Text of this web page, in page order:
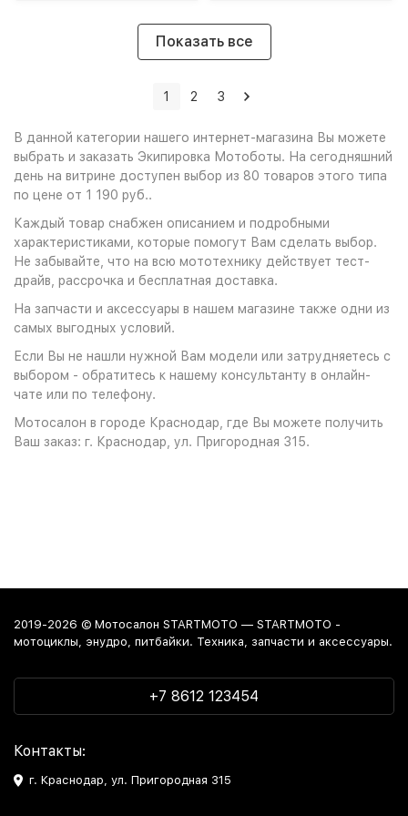
Показать все
1 2 3
В данной категории нашего интернет-магазина Вы можете
выбрать и заказать Экипировка Мотоботы. На сегодняшний
день на витрине доступен выбор из 80 товаров этого типа
по цене от 1 190 руб..
Каждый товар снабжен описанием и подробными
характеристиками, которые помогут Вам сделать выбор.
Не забывайте, что на всю мототехнику действует тест-
драйв, рассрочка и бесплатная доставка.
На запчасти и аксессуары в нашем магазине также одни из
самых выгодных условий.
Если Вы не нашли нужной Вам модели или затрудняетесь с
выбором - обратитесь к нашему консультанту в онлайн-
чате или по телефону.
Мотосалон в городе Краснодар, где Вы можете получить
Ваш заказ: г. Краснодар, ул. Пригородная 315.
2019-2026 © Мотосалон STARTMOTO — STARTMOTO -
мотоциклы, энудро, питбайки. Техника, запчасти и аксессуары.
+7 8612 123454
Контакты:
г. Краснодар, ул. Пригородная 315